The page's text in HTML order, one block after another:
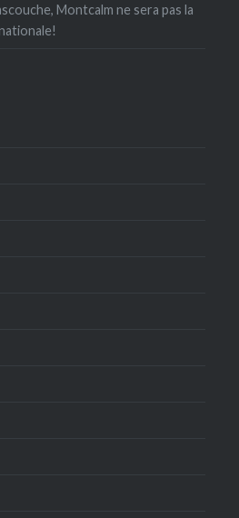
Montcalm ne sera pas la